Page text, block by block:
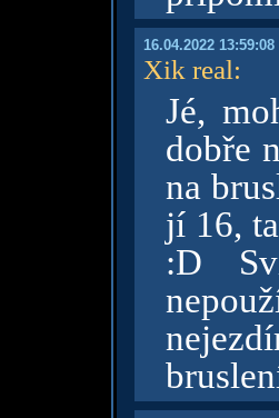
16.04.2022 13:59:08
Xik real:
Jé,
dobře
na
jí 16,
:D